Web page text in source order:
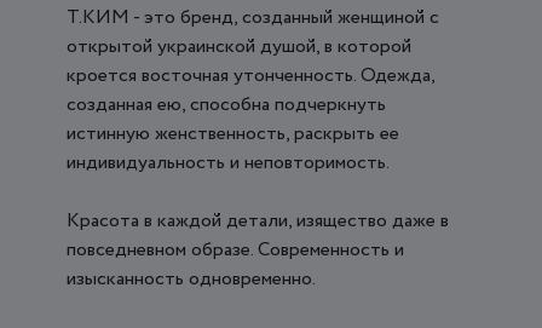
Т.КИМ - это бренд, созданный женщиной с
открытой украинской душой, в которой
кроется восточная утонченность. Одежда,
созданная ею, способна подчеркнуть
истинную женственность, раскрыть ее
индивидуальность и неповторимость.
Красота в каждой детали, изящество даже в
повседневном образе. Современность и
изысканность одновременно.